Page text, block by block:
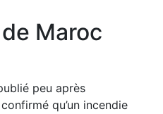
Maroc
peu après
qu’un incendie